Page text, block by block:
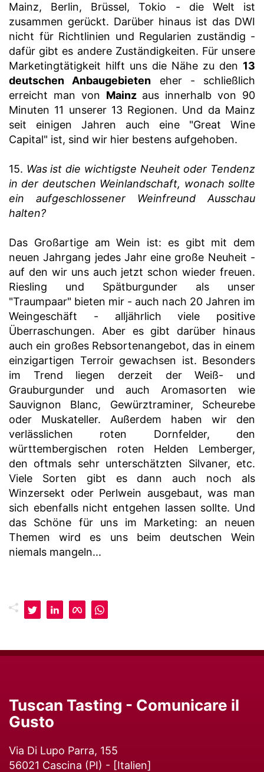
Mainz, Berlin, Brüssel, Tokio - die Welt ist
zusammen gerückt. Darüber hinaus ist das DWI
nicht für Richtlinien und Regularien zuständig -
dafür gibt es andere Zuständigkeiten. Für unsere
Marketingtätigkeit hilft uns die Nähe zu den 13
deutschen Anbaugebieten eher - schließlich
erreicht man von Mainz aus innerhalb von 90
Minuten 11 unserer 13 Regionen. Und da Mainz
seit einigen Jahren auch eine "Great Wine
Capital" ist, sind wir hier bestens aufgehoben.
15. Was ist die wichtigste Neuheit oder Tendenz
in der deutschen Weinlandschaft, wonach sollte
ein aufgeschlossener Weinfreund Ausschau
halten?
Das Großartige am Wein ist: es gibt mit dem
neuen Jahrgang jedes Jahr eine große Neuheit -
auf den wir uns auch jetzt schon wieder freuen.
Riesling und Spätburgunder als unser
"Traumpaar" bieten mir - auch nach 20 Jahren im
Weingeschäft - alljährlich viele positive
Überraschungen. Aber es gibt darüber hinaus
auch ein großes Rebsortenangebot, das in einem
einzigartigen Terroir gewachsen ist. Besonders
im Trend liegen derzeit der Weiß- und
Grauburgunder und auch Aromasorten wie
Sauvignon Blanc, Gewürztraminer, Scheurebe
oder Muskateller. Außerdem haben wir den
verlässlichen roten Dornfelder, den
württembergischen roten Helden Lemberger,
den oftmals sehr unterschätzten Silvaner, etc.
Viele Sorten gibt es dann auch noch als
Winzersekt oder Perlwein ausgebaut, was man
sich ebenfalls nicht entgehen lassen sollte. Und
das Schöne für uns im Marketing: an neuen
Themen wird es uns beim deutschen Wein
niemals mangeln...
Tuscan Tasting - Comunicare il
Gusto
Via Di Lupo Parra, 155
56021 Cascina (PI) - [Italien]